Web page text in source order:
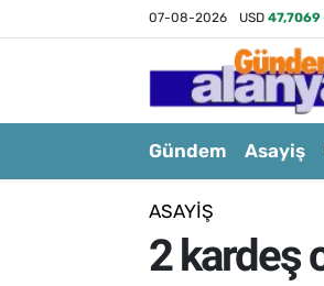
07-08-2026 USD47,7069
Gündem Asayiş
ASAYIŞ
2 kardeş